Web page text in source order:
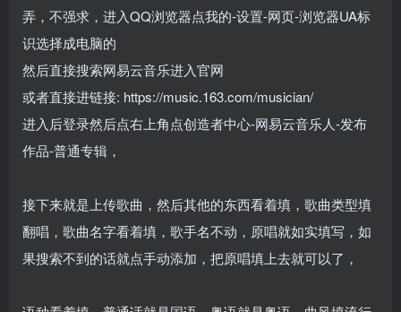
弄，不强求，进入QQ浏览器点我的-设置-网页-浏览器UA标
识选择成电脑的
然后直接搜索网易云音乐进入官网
或者直接进链接: https://music.163.com/musician/
进入后登录然后点右上角点创造者中心-网易云音乐人-发布
作品-普通专辑，
接下来就是上传歌曲，然后其他的东西看着填，歌曲类型填
翻唱，歌曲名字看着填，歌手名不动，原唱就如实填写，如
果搜索不到的话就点手动添加，把原唱填上去就可以了，